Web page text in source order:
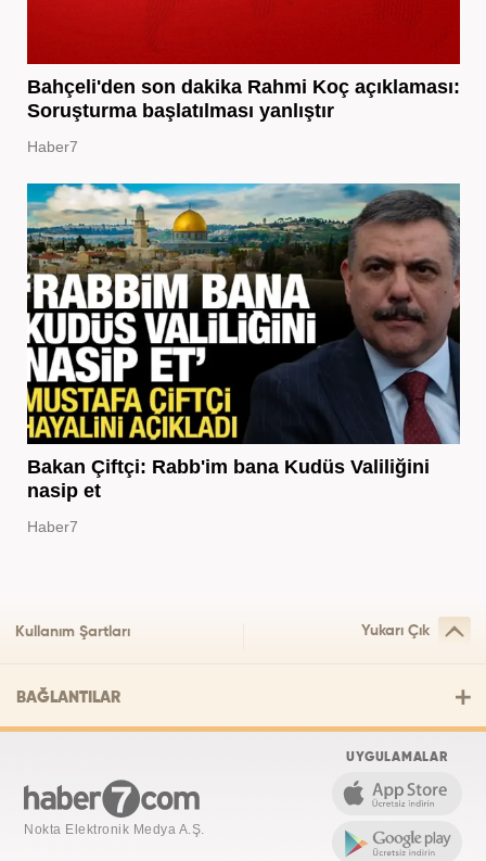
Bahçeli'den son dakika Rahmi Koç açıklaması:
Soruşturma başlatılması yanlıştır
Haber7
Bakan Çiftçi: Rabb'im bana Kudüs Valiliğini
nasip et
Haber7
Kullanım Şartları Yukarı Çık
BAĞLANTILAR
Nokta Elektronik Medya A.Ş.
UYGULAMALAR